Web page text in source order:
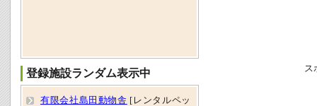
ス
登録施設ランダム表示中
有限会社島田動物舎 [レンタルペッ